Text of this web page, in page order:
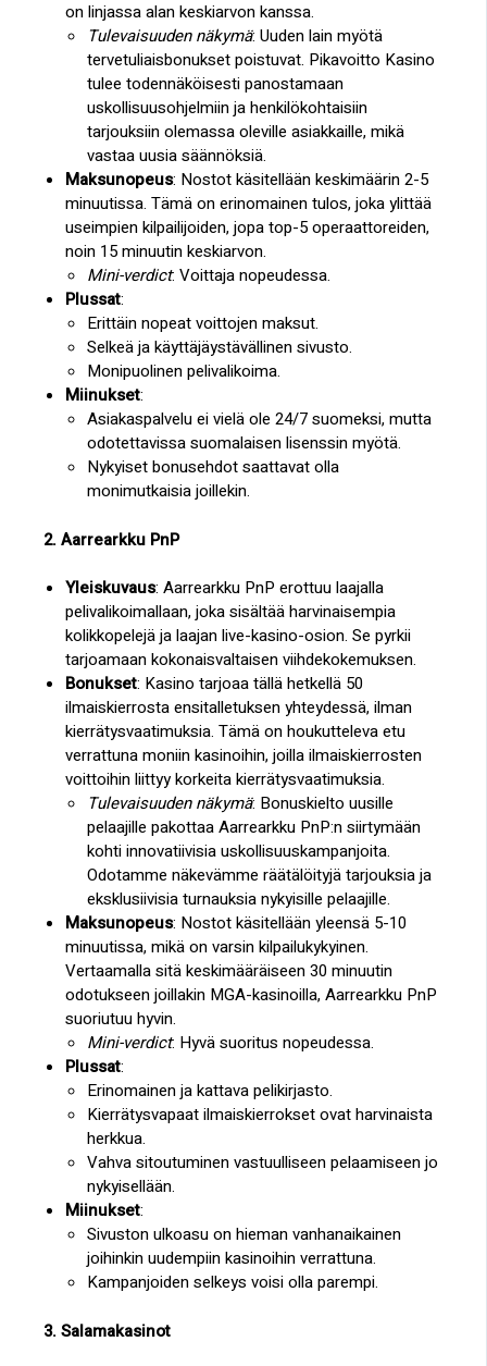
on linjassa alan keskiarvon kanssa.
Tulevaisuuden näkymä: Uuden lain myötä
tervetuliaisbonukset poistuvat. Pikavoitto Kasino
tulee todennäköisesti panostamaan
uskollisuusohjelmiin ja henkilökohtaisiin
tarjouksiin olemassa oleville asiakkaille, mikä
vastaa uusia säännöksiä.
Maksunopeus: Nostot käsitellään keskimäärin 2-5
minuutissa. Tämä on erinomainen tulos, joka ylittää
useimpien kilpailijoiden, jopa top-5 operaattoreiden,
noin 15 minuutin keskiarvon.
Mini-verdict: Voittaja nopeudessa.
Plussat:
Erittäin nopeat voittojen maksut.
Selkeä ja käyttäjäystävällinen sivusto.
Monipuolinen pelivalikoima.
Miinukset:
Asiakaspalvelu ei vielä ole 24/7 suomeksi, mutta
odotettavissa suomalaisen lisenssin myötä.
Nykyiset bonusehdot saattavat olla
monimutkaisia joillekin.
2. Aarrearkku PnP
Yleiskuvaus: Aarrearkku PnP erottuu laajalla
pelivalikoimallaan, joka sisältää harvinaisempia
kolikkopelejä ja laajan live-kasino-osion. Se pyrkii
tarjoamaan kokonaisvaltaisen viihdekokemuksen.
Bonukset: Kasino tarjoaa tällä hetkellä 50
ilmaiskierrosta ensitalletuksen yhteydessä, ilman
kierrätysvaatimuksia. Tämä on houkutteleva etu
verrattuna moniin kasinoihin, joilla ilmaiskierrosten
voittoihin liittyy korkeita kierrätysvaatimuksia.
Tulevaisuuden näkymä: Bonuskielto uusille
pelaajille pakottaa Aarrearkku PnP:n siirtymään
kohti innovatiivisia uskollisuuskampanjoita.
Odotamme näkevämme räätälöityjä tarjouksia ja
eksklusiivisia turnauksia nykyisille pelaajille.
Maksunopeus: Nostot käsitellään yleensä 5-10
minuutissa, mikä on varsin kilpailukykyinen.
Vertaamalla sitä keskimääräiseen 30 minuutin
odotukseen joillakin MGA-kasinoilla, Aarrearkku PnP
suoriutuu hyvin.
Mini-verdict: Hyvä suoritus nopeudessa.
Plussat:
Erinomainen ja kattava pelikirjasto.
Kierrätysvapaat ilmaiskierrokset ovat harvinaista
herkkua.
Vahva sitoutuminen vastuulliseen pelaamiseen jo
nykyisellään.
Miinukset:
Sivuston ulkoasu on hieman vanhanaikainen
joihinkin uudempiin kasinoihin verrattuna.
Kampanjoiden selkeys voisi olla parempi.
3. Salamakasinot